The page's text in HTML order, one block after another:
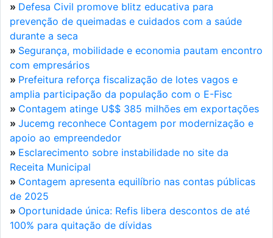
» Defesa Civil promove blitz educativa para
prevenção de queimadas e cuidados com a saúde
durante a seca
» Segurança, mobilidade e economia pautam encontro
com empresários
» Prefeitura reforça fiscalização de lotes vagos e
amplia participação da população com o E-Fisc
» Contagem atinge U$$ 385 milhões em exportações
» Jucemg reconhece Contagem por modernização e
apoio ao empreendedor
» Esclarecimento sobre instabilidade no site da
Receita Municipal
» Contagem apresenta equilíbrio nas contas públicas
de 2025
» Oportunidade única: Refis libera descontos de até
100% para quitação de dívidas